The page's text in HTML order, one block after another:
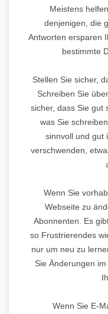
Meistens
denjenigen, die
Antworten ersparen
bestimmte
Stellen Sie sicher,
Schreiben Sie
sicher, dass Sie gut
was Sie
sinnvoll und gut
verschwenden,
Wenn Sie
Webseite zu
Abonnenten. Es
so Frustrierendes
nur um neu zu
Sie Änderungen
Wenn Sie E-